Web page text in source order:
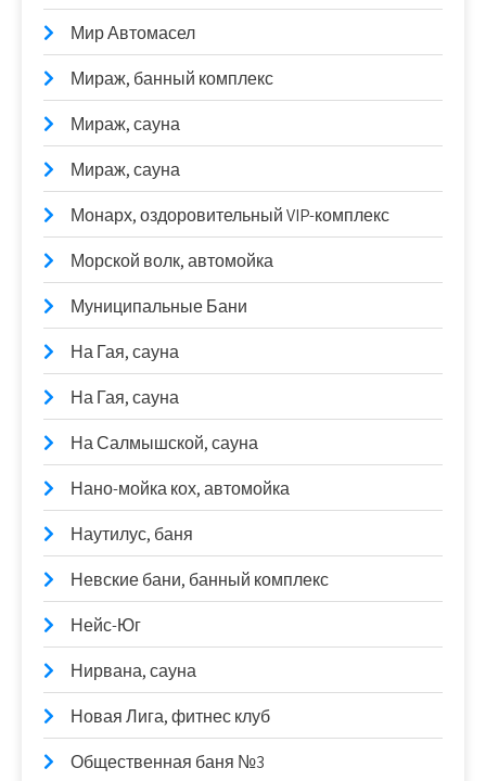
Мир Автомасел
Мираж, банный комплекс
Мираж, сауна
Мираж, сауна
Монарх, оздоровительный VIP-комплекс
Морской волк, автомойка
Муниципальные Бани
На Гая, сауна
На Гая, сауна
На Салмышской, сауна
Нано-мойка кох, автомойка
Наутилус, баня
Невские бани, банный комплекс
Нейс-Юг
Нирвана, сауна
Новая Лига, фитнес клуб
Общественная баня №3